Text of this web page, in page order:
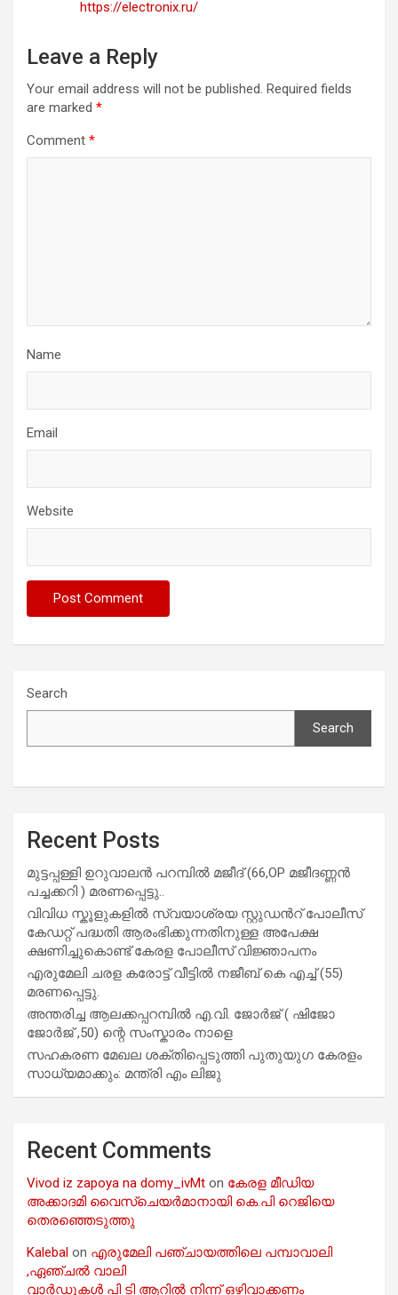
https://electronix.ru/
Leave a Reply
Your email address will not be published. Required fields
are marked *
Comment *
Name
Email
Website
Search
Search
Recent Posts
മുട്ടപ്പള്ളി ഉറുവാലൻ പറമ്പിൽ മജീദ് (66,OP മജീദണ്ണൻ
പച്ചക്കറി ) മരണപ്പെട്ടു..
വിവിധ സ്കൂളുകളില്‍ സ്വയാശ്രയ സ്റ്റുഡന്‍റ് പോലീസ്
കേഡറ്റ് പദ്ധതി ആരംഭിക്കുന്നതിനുള്ള അപേക്ഷ
ക്ഷണിച്ചുകൊണ്ട് കേരള പോലീസ് വിജ്ഞാപനം
എരുമേലി ചരള കരോട്ട് വീട്ടിൽ നജീബ് കെ എച്ച് (55)
മരണപ്പെട്ടു.
അന്തരിച്ച ആ​ല​ക്ക​പ്പ​റമ്പിൽ​ എ.​വി. ജോ​ർ​ജ് ( ഷിജോ
ജോർജ് ,50) ന്റെ സംസ്കാരം നാളെ
സഹകരണ മേഖല ശക്തിപ്പെടുത്തി പുതുയുഗ കേരളം
സാധ്യമാക്കും: മന്ത്രി എം ലിജു
Recent Comments
Vivod iz zapoya na domy_ivMt on കേരള മീഡിയ
അക്കാദമി വൈസ്ചെയർമാനായി കെ.പി റെജിയെ
തെരഞ്ഞെടുത്തു
Kalebal on എരുമേലി പഞ്ചായത്തിലെ പമ്പാവാലി
,ഏഞ്ചൽ വാലി
വാർഡുകൾ പി ടി ആറിൽ നിന്ന് ഒഴിവാക്കണം